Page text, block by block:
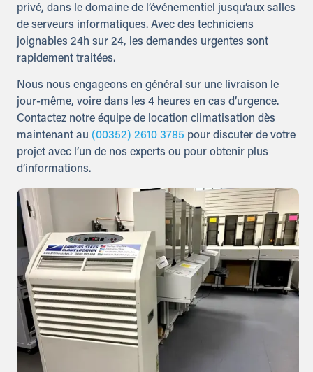
privé, dans le domaine de l’événementiel jusqu’aux salles
de serveurs informatiques. Avec des techniciens
joignables 24h sur 24, les demandes urgentes sont
rapidement traitées.
Nous nous engageons en général sur une livraison le
jour-même, voire dans les 4 heures en cas d’urgence.
Contactez notre équipe de location climatisation dès
maintenant au (00352) 2610 3785 pour discuter de votre
projet avec l’un de nos experts ou pour obtenir plus
d’informations.